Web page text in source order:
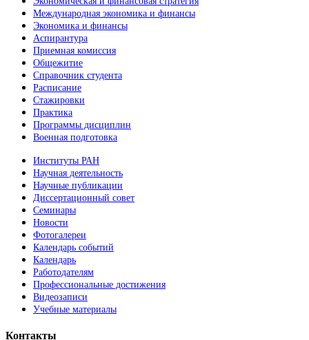
Международная экономика и финансы
Экономика и финансы
Аспирантура
Приемная комиссия
Общежитие
Справочник студента
Расписание
Стажировки
Практика
Программы дисциплин
Военная подготовка
Институты РАН
Научная деятельность
Научные публикации
Диссертационный совет
Семинары
Новости
Фотогалереи
Календарь событий
Календарь
Работодателям
Профессиональные достижения
Видеозаписи
Учебные материалы
Контакты